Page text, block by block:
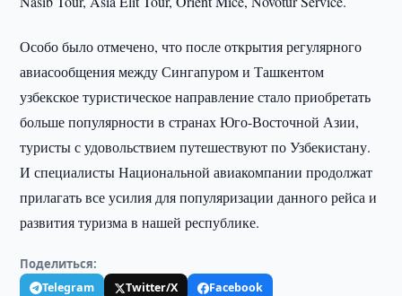
Особо было отмечено, что после открытия регулярного
авиасообщения между Сингапуром и Ташкентом
узбекское туристическое направление стало приобретать
больше популярности в странах Юго-Восточной Азии,
туристы с удовольствием путешествуют по Узбекистану.
И специалисты Национальной авиакомпании продолжат
прилагать все усилия для популяризации данного рейса и
развития туризма в нашей республике.
Поделиться:
Telegram Twitter/X
Facebook